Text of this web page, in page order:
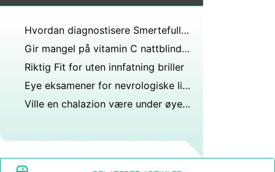
Hvordan diagnostisere Smertefull Eye Problemer
Gir mangel på vitamin C nattblindhet?
Riktig Fit for uten innfatning briller
Eye eksamener for nevrologiske lidelser
Ville en chalazion være under øyelokket?